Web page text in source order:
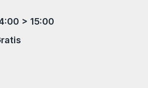
> 15:00